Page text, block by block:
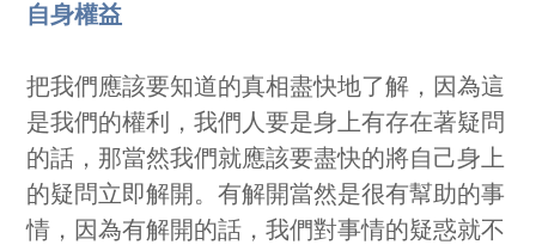
自身權益
把我們應該要知道的真相盡快地了解，因為這
是我們的權利，我們人要是身上有存在著疑問
的話，那當然我們就應該要盡快的將自己身上
的疑問立即解開。有解開當然是很有幫助的事
情，因為有解開的話，我們對事情的疑惑就不